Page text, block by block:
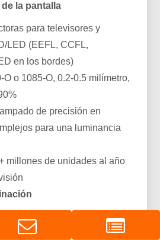
la pantalla
para televisores y
LED (EEFL, CCFL,
en los bordes)
O o 1085-O, 0.2-0.5 milímetro,
de precisión en
para una luminancia
millones de unidades al año
iluminación debajo del
decorativos